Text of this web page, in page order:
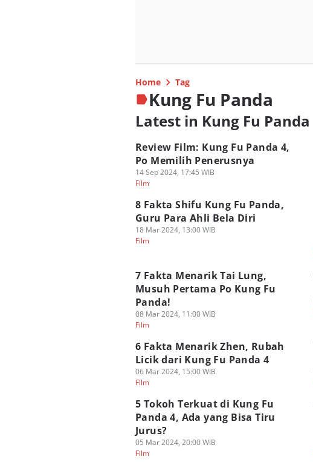
Home Tag
Kung Fu Panda
Latest in Kung Fu Panda
Review Film: Kung Fu Panda 4,
Po Memilih Penerusnya
14 Sep 2024, 17:45 WIB
Film
8 Fakta Shifu Kung Fu Panda,
Guru Para Ahli Bela Diri
18 Mar 2024, 13:00 WIB
Film
7 Fakta Menarik Tai Lung,
Musuh Pertama Po Kung Fu
Panda!
08 Mar 2024, 11:00 WIB
Film
6 Fakta Menarik Zhen, Rubah
Licik dari Kung Fu Panda 4
06 Mar 2024, 15:00 WIB
Film
5 Tokoh Terkuat di Kung Fu
Panda 4, Ada yang Bisa Tiru
Jurus?
05 Mar 2024, 20:00 WIB
Film